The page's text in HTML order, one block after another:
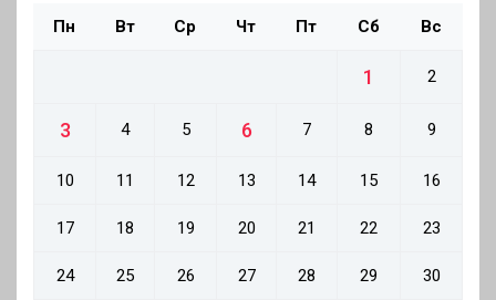
Пн Вт Ср Чт Пт Сб Вс
1 2
3 4 5 6 7 8 9
10 11 12 13 14 15 16
17 18 19 20 21 22 23
24 25 26 27 28 29 30